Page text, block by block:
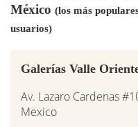
México (los más
usuarios)
Galerías Valle
Av. Lazaro Cardenas
Mexico